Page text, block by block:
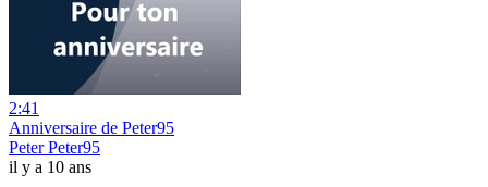
2:41
Anniversaire de Peter95
Peter Peter95
il y a 10 ans